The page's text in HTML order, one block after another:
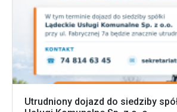
Utrudniony dojazd do siedziby